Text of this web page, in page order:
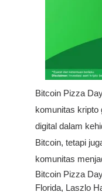
Bitcoin Pizza
komunitas kripto
digital dalam
Bitcoin, tetapi
komunitas
Bitcoin Pizza
Florida, Laszlo